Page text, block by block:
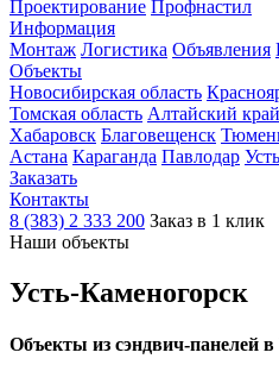
Проектирование Профнастил
Информация
Монтаж Логистика Объявления
Объекты
Новосибирская область
Томская область Алтайский край
Хабаровск Благовещенск
Астана Караганда Павлодар
Заказать
Контакты
8 (383) 2 333 200 Заказ в 1 клик
Наши объекты
Усть-Каменогорск
Объекты из сэндвич-панелей